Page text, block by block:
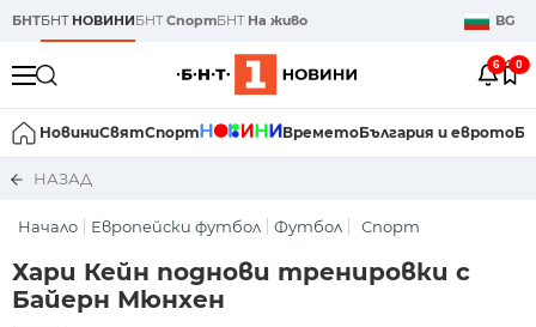
БНТБНТ НОВИНИБНТСпортБНТ На живо BG
6 0
НовиниСвятСпорт ВреметоБългария и еврото
НАЗАД
Начало Европейски футбол Футбол Спорт
Хари Кейн поднови тренировки с
Байерн Мюнхен